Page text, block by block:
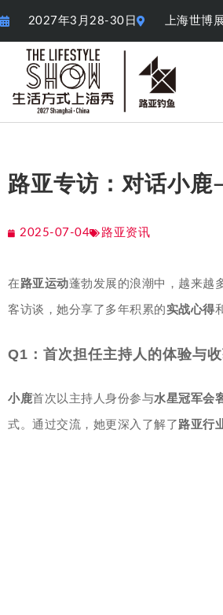
2027年3月28-30日 上海世博
路亚专访：对话小
2025-07-04 路亚资讯
在 路亚运动蓬勃发展的浪潮中，越来越
客访谈，她分享了多年积累的实战心得
Q1：首次担任主持人的体验与
小鹿首次以主持人身份参与水星冠军会
式。通过交流，她更深入了解了 路亚行